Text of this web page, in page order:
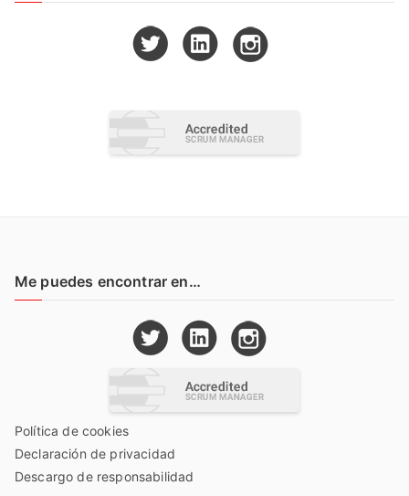
Me puedes encontrar en…
Política de cookies
Declaración de privacidad
Descargo de responsabilidad